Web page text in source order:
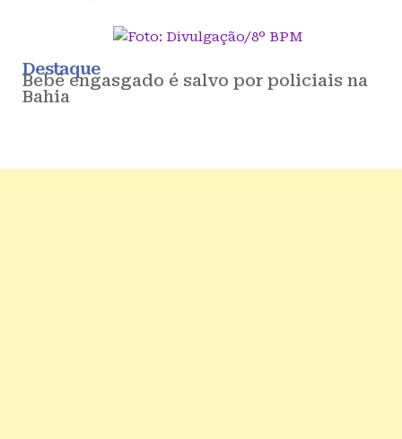
Destaque
Bebê engasgado é salvo por policiais na
Bahia